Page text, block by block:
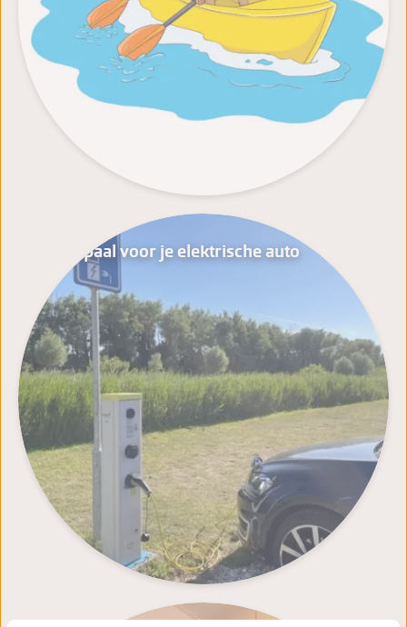
Laadpaal voor je elektrische auto